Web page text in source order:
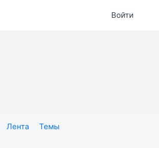
Войти
Лента
Темы